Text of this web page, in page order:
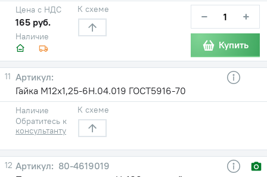
Наличие
Цена с НДС
165 руб.
К схеме − +
Купить
11
Гайка М12х1,25-6Н.04.019 ГОСТ5916-70
Наличие
Обратитесь к
консультанту
К схеме
12
80-4619019